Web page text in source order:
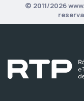
© 2011/2026